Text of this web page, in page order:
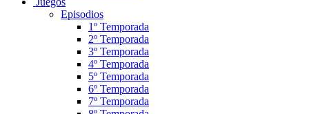
Episodios
1º Temporada
2º Temporada
3º Temporada
4º Temporada
5º Temporada
6º Temporada
7º Temporada